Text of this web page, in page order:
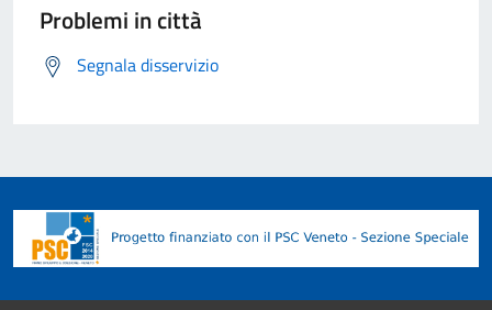
Problemi in città
Segnala disservizio